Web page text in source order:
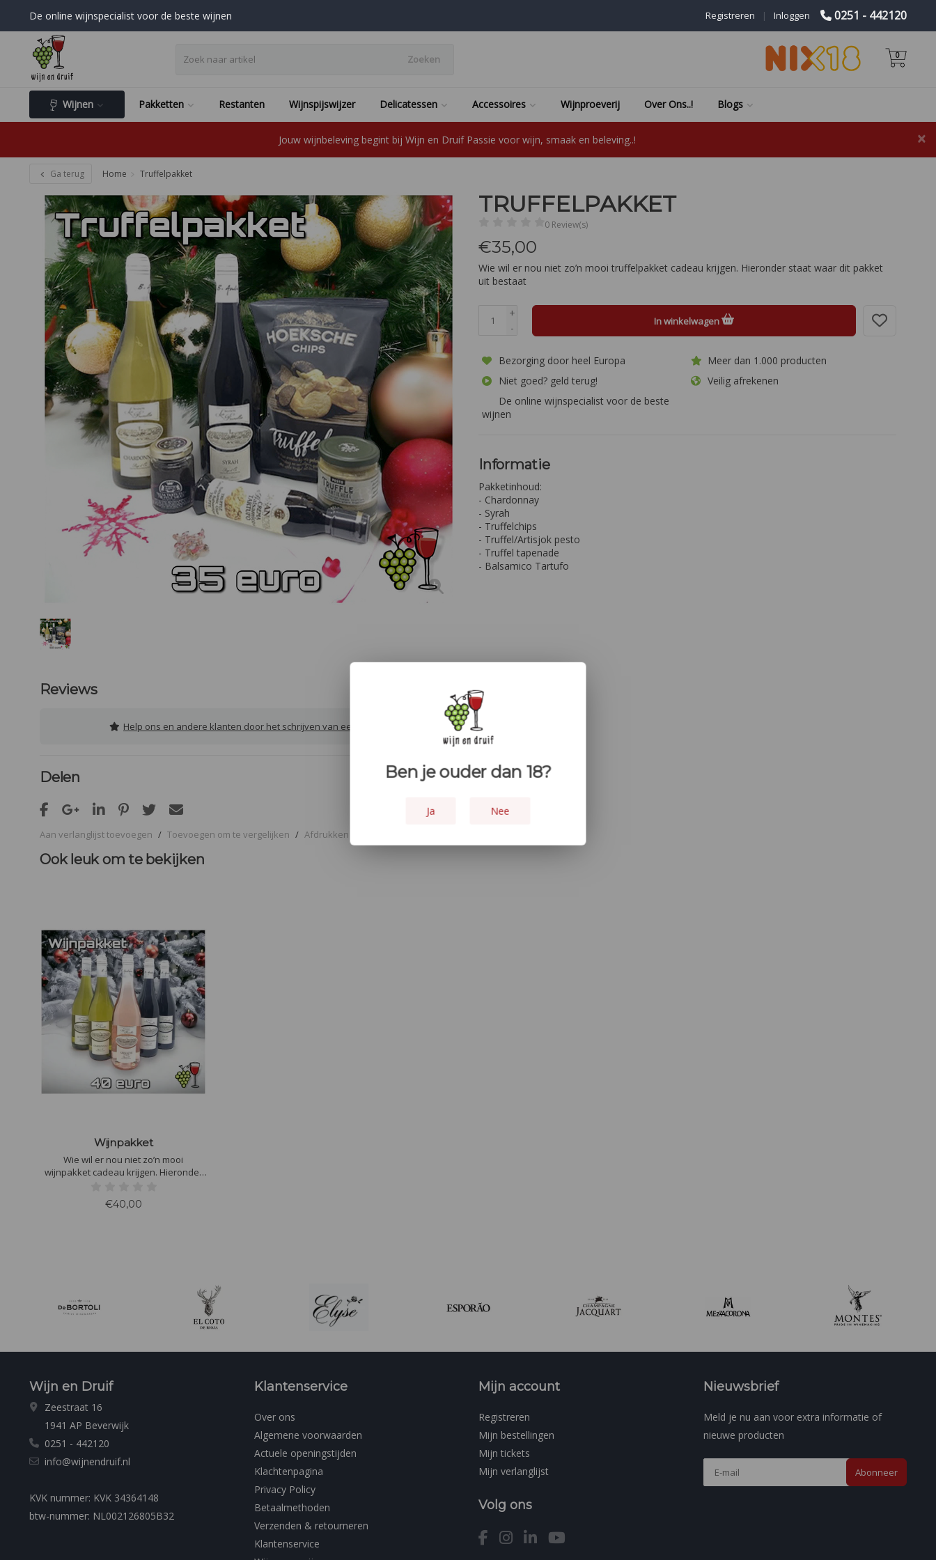
De online wijnspecialist voor de beste wijnen 0251 - 442120
Inloggen
|
Registreren
Zoeken 0
Wijnen Pakketten Restanten Wijnspijswijzer Delicatessen Accessoires Wijnproeverij Over Ons..! Blogs
Jouw wijnbeleving begint bij Wijn en Druif Passie voor wijn, smaak en beleving..! ×
Ga terug Home Truffelpakket
Reviews
Help ons en andere klanten door het schrijven van een review
Delen
Aan verlanglijst toevoegen / Toevoegen om te vergelijken / Afdrukken
TRUFFELPAKKET
0 Review(s)
€35,00
Wie wil er nou niet zo’n mooi truffelpakket cadeau krijgen. Hieronder staat waar dit pakket
uit bestaat
+
-
In winkelwagen
Bezorging door heel Europa
Meer dan 1.000 producten
Niet goed? geld terug!
Veilig afrekenen
De online wijnspecialist voor de beste
wijnen
Informatie
Pakketinhoud:
- Chardonnay
- Syrah
- Truffelchips
- Truffel/Artisjok pesto
- Truffel tapenade
- Balsamico Tartufo
Ook leuk om te bekijken
Wijnpakket
Wie wil er nou niet zo’n mooi
wijnpakket cadeau krijgen. Hieronder
€40,00
Wijn en Druif
Zeestraat 16
1941 AP Beverwijk
0251 - 442120
info@wijnendruif.nl
KVK nummer: KVK 34364148
btw-nummer: NL002126805B32
Klantenservice
Over ons
Algemene voorwaarden
Actuele openingstijden
Klachtenpagina
Privacy Policy
Betaalmethoden
Verzenden & retourneren
Klantenservice
Mijn account
Registreren
Mijn bestellingen
Mijn tickets
Mijn verlanglijst
Volg ons
Nieuwsbrief
Meld je nu aan voor extra informatie of
nieuwe producten
Abonneer
Ben je ouder dan 18?
Ja Nee